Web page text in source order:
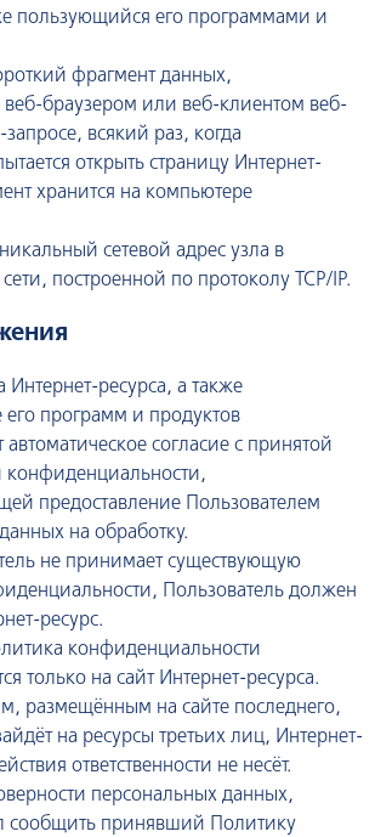
пользующийся его программами и
фрагмент данных,
браузером или веб-клиентом веб-
запросе, всякий раз, когда
открыть страницу Интернет-
хранится на компьютере
сетевой адрес узла в
построенной по протоколу TCP/IP.
Интернет-ресурса, а также
его программ и продуктов
согласие с принятой
предоставление Пользователем
на обработку.
не принимает существующую
Пользователь должен
ресурс.
конфиденциальности
только на сайт Интернет-ресурса.
размещённым на сайте последнего,
на ресурсы третьих лиц, Интернет-
ответственности не несёт.
персональных данных,
сообщить принявший Политику